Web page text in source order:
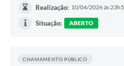
Realização: 10/04/2026 às
Situação: ABERTO
CHAMAMENTO PÚBLICO